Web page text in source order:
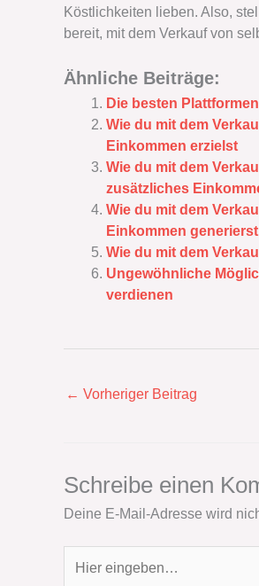
Köstlichkeiten lieben. Also,
bereit, mit dem Verkauf von
Ähnliche Beiträge:
Die besten
Wie du mit dem
Einkommen erzielst
Wie du mit dem
zusätzliches
Wie du mit dem
Einkommen generierst
Wie du mit dem
Ungewöhnliche
verdienen
← Vorheriger Beitrag
Schreibe einen
Deine E-Mail-Adresse wird
eingeben…